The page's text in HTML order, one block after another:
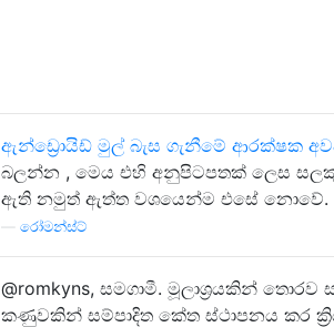
ඇන්ඩ්‍රොයිඩ් මුල් බැස ගැනීමේ ආරක්ෂක
බලන්න , මෙය එහි අනුපිටපතක් ලෙස
ඇති නමුත් ඇත්ත වශයෙන්ම එසේ නොවේ.
රෝමන්ස්ට්
@romkyns, සමගාමී. මූලාශ්‍රයකින් තොරව
කණුවකින් සම්පාදිත කේත ස්ථාපනය කර